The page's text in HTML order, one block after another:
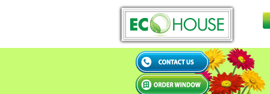
WELCOME TO ECO HOUSE !